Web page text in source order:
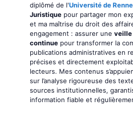
diplômé de l'Université de
Juristique pour partager mon
et ma maîtrise du droit des
engagement : assurer une veille
continue pour transformer la
publications administratives en
précises et directement
lecteurs. Mes contenus
sur l’analyse rigoureuse des
sources institutionnelles,
information fiable et